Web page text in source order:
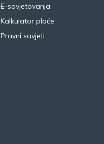
E-savjetovanja
Kalkulator plaće
Pravni savjeti